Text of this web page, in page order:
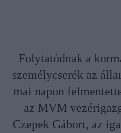
Folytatódnak a
személycserék az
mai napon
az MVM
Czepek Gábort, az